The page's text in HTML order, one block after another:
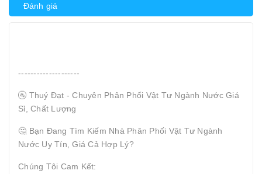
Đánh giá
--------------------
🚰 Thuý Đạt - Chuyên Phân Phối Vật Tư Ngành Nước Giá
Sỉ, Chất Lượng
🤔 Bạn Đang Tìm Kiếm Nhà Phân Phối Vật Tư Ngành
Nước Uy Tín, Giá Cả Hợp Lý?
Chúng Tôi Cam Kết: